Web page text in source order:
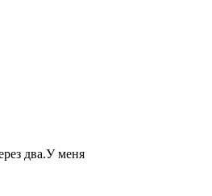
два.У меня